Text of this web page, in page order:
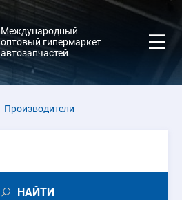
Международный
оптовый гипермаркет
автозапчастей
Производители
НАЙТИ